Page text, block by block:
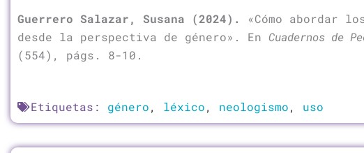
Guerrero Salazar, Susana (2024).
«Cómo abordar
desde la perspectiva de género». En Cuadernos de
(554), págs. 8-10.
Etiquetas: género, léxico, neologismo, uso